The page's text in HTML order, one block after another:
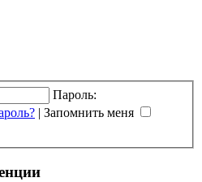
Пароль:
| Запомнить меня